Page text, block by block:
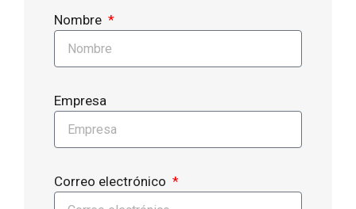
Nombre
Empresa
Correo electrónico